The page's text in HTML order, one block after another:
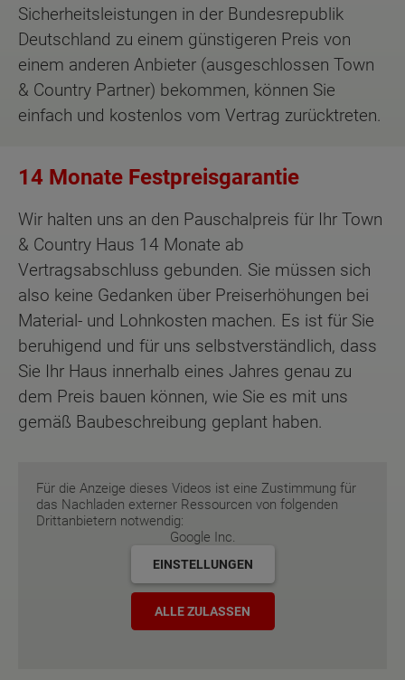
Sicherheitsleistungen in der Bundesrepublik
Deutschland zu einem günstigeren Preis von
einem anderen Anbieter (ausgeschlossen Town
& Country Partner) bekommen, können Sie
einfach und kostenlos vom Vertrag zurücktreten.
14 Monate Festpreisgarantie
Für die Anzeige dieses Videos ist eine Zustimmung für
das Nachladen externer Ressourcen von folgenden
Drittanbietern notwendig:
Google Inc.
EINSTELLUNGEN
ALLE ZULASSEN
Wir halten uns an den Pauschalpreis für Ihr Town
& Country Haus 14 Monate ab
Vertragsabschluss gebunden. Sie müssen sich
also keine Gedanken über Preiserhöhungen bei
Material- und Lohnkosten machen. Es ist für Sie
beruhigend und für uns selbstverständlich, dass
Sie Ihr Haus innerhalb eines Jahres genau zu
dem Preis bauen können, wie Sie es mit uns
gemäß Baubeschreibung geplant haben.